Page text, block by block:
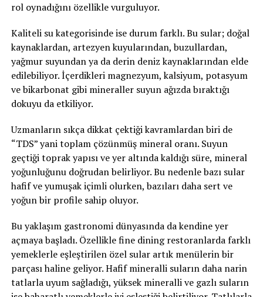
rol oynadığını özellikle vurguluyor.
Kaliteli su kategorisinde ise durum farklı. Bu sular; doğal
kaynaklardan, artezyen kuyularından, buzullardan,
yağmur suyundan ya da derin deniz kaynaklarından elde
edilebiliyor. İçerdikleri magnezyum, kalsiyum, potasyum
ve bikarbonat gibi mineraller suyun ağızda bıraktığı
dokuyu da etkiliyor.
Uzmanların sıkça dikkat çektiği kavramlardan biri de
“TDS” yani toplam çözünmüş mineral oranı. Suyun
geçtiği toprak yapısı ve yer altında kaldığı süre, mineral
yoğunluğunu doğrudan belirliyor. Bu nedenle bazı sular
hafif ve yumuşak içimli olurken, bazıları daha sert ve
yoğun bir profile sahip oluyor.
Bu yaklaşım gastronomi dünyasında da kendine yer
açmaya başladı. Özellikle fine dining restoranlarda farklı
yemeklerle eşleştirilen özel sular artık menülerin bir
parçası haline geliyor. Hafif mineralli suların daha narin
tatlarla uyum sağladığı, yüksek mineralli ve gazlı suların